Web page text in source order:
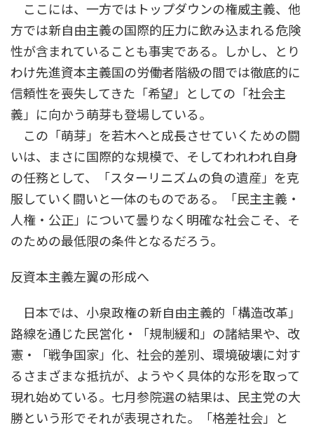
ここには、一方ではトップダウンの権威主義、他
方では新自由主義の国際的圧力に飲み込まれる危険
性が含まれていることも事実である。しかし、とり
わけ先進資本主義国の労働者階級の間では徹底的に
信頼性を喪失してきた「希望」としての「社会主
義」に向かう萌芽も登場している。
この「萌芽」を若木へと成長させていくための闘
いは、まさに国際的な規模で、そしてわれわれ自身
の任務として、「スターリニズムの負の遺産」を克
服していく闘いと一体のものである。「民主主義・
人権・公正」について曇りなく明確な社会こそ、そ
のための最低限の条件となるだろう。
反資本主義左翼の形成へ
日本では、小泉政権の新自由主義的「構造改革」
路線を通じた民営化・「規制緩和」の諸結果や、改
憲・「戦争国家」化、社会的差別、環境破壊に対す
るさまざまな抵抗が、ようやく具体的な形を取って
現れ始めている。七月参院選の結果は、民主党の大
勝という形でそれが表現された。「格差社会」と